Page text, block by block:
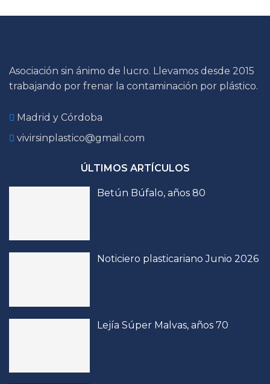
Asociación sin ánimo de lucro. Llevamos desde 2015
trabajando por frenar la contaminación por plástico.
Madrid y Córdoba
vivirsinplastico@gmail.com
ÚLTIMOS ARTÍCULOS
Betún Búfalo, años 80
Noticiero plasticariano Junio 2026
Lejía Súper Malvas, años 70